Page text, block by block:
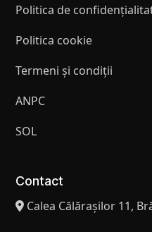
Politica de
Politica cookie
Termeni și condiții
ANPC
SOL
Contact
Calea Călărașilor 11,